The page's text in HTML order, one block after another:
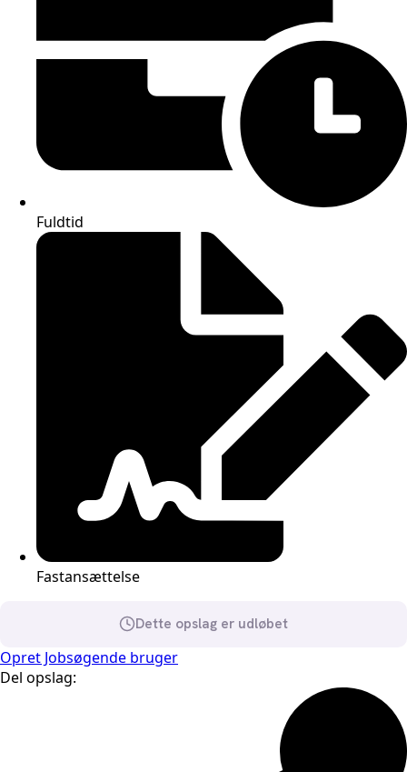
Fuldtid
Fastansættelse
Dette opslag er udløbet
Opret Jobsøgende bruger
Del opslag: